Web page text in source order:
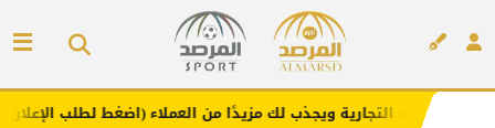
ويجذب لك مزيدًا من العملاء (اضغط لطلب الإعلان)